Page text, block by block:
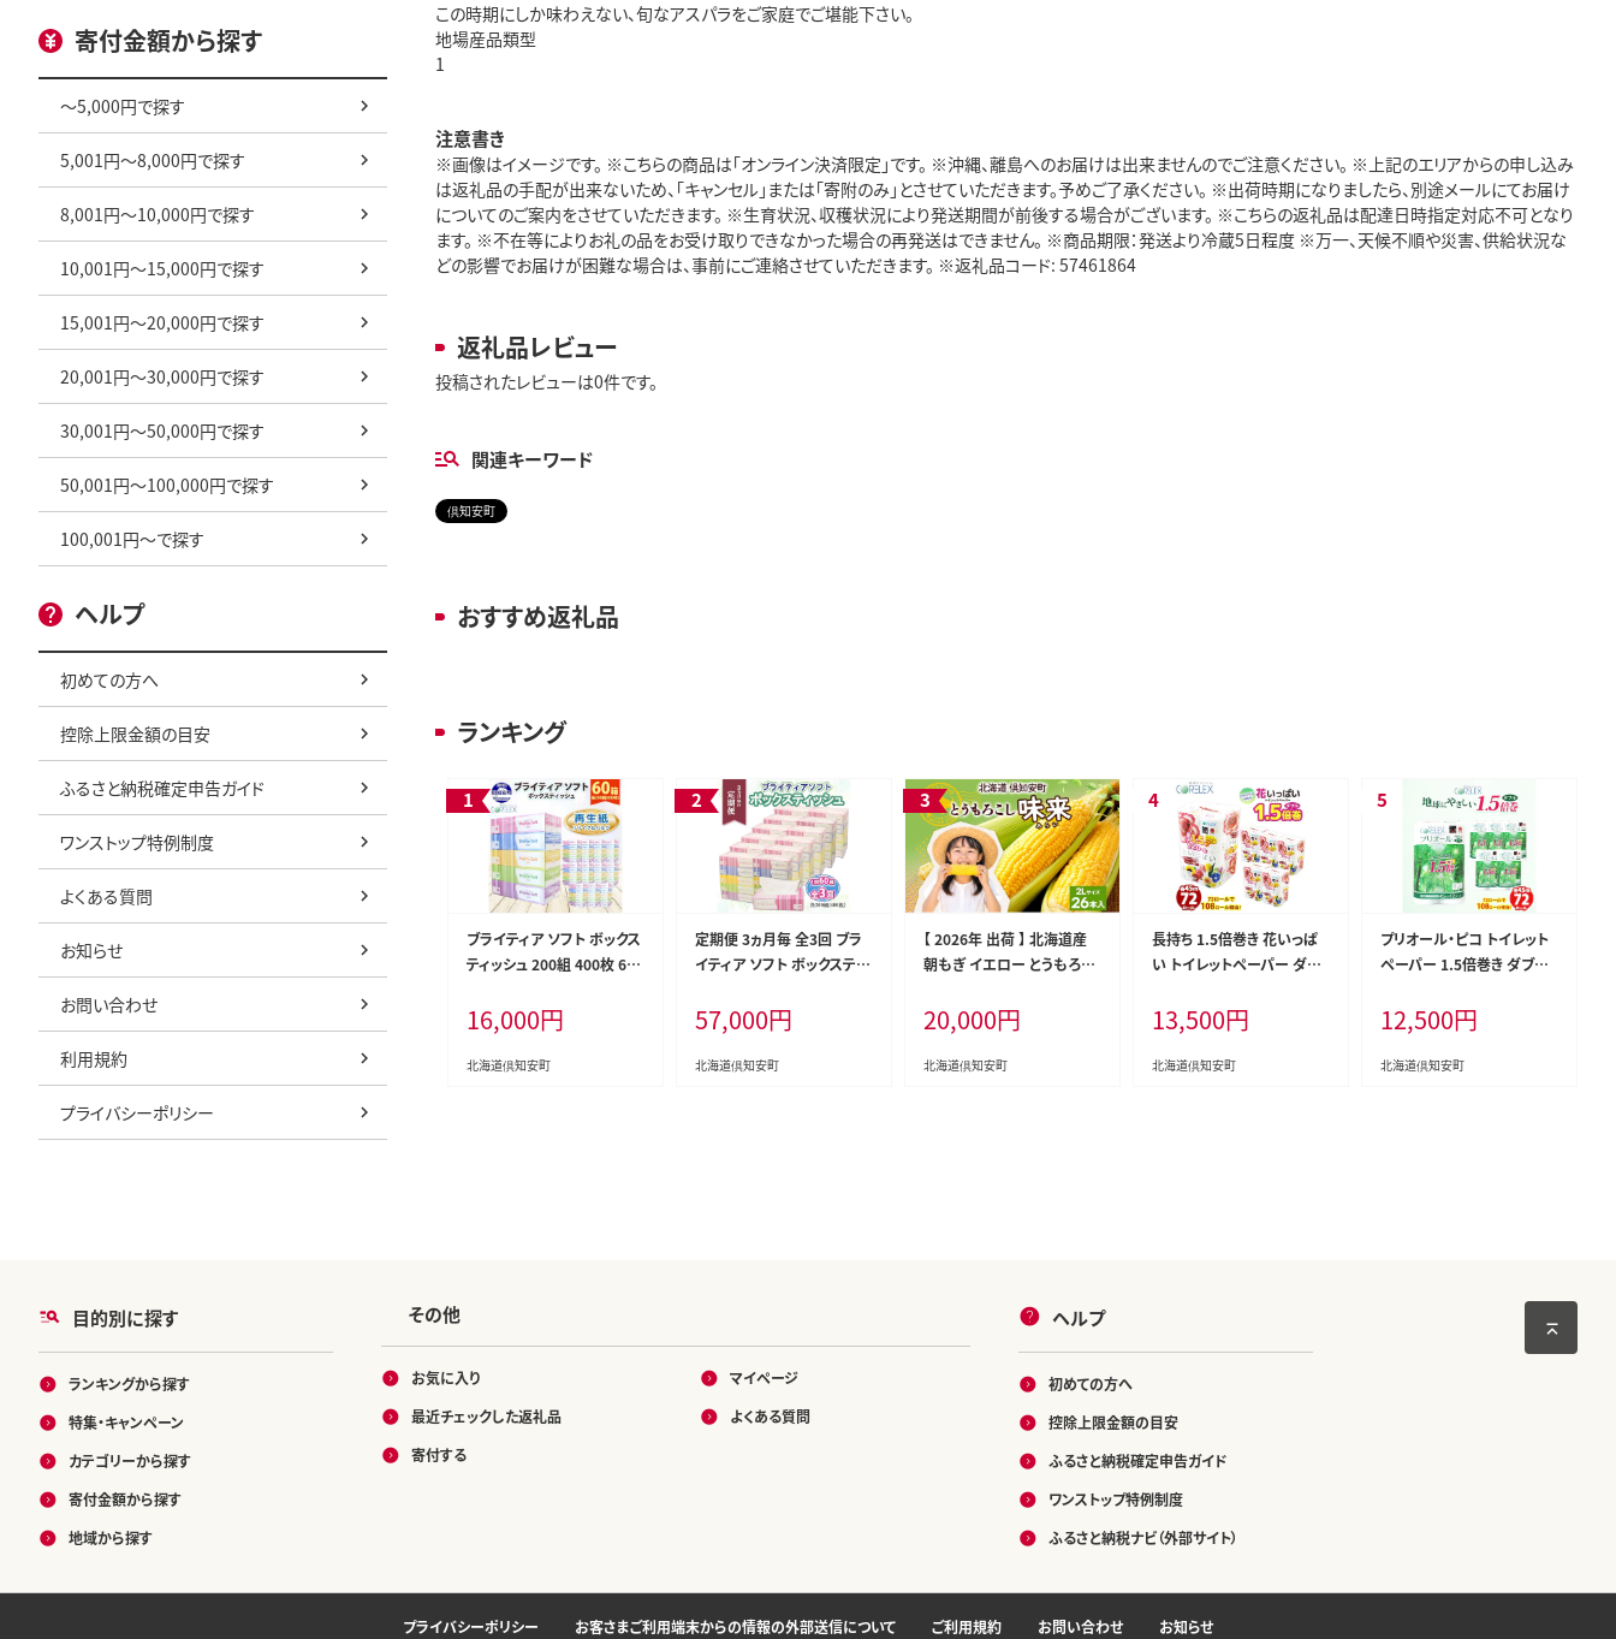
寄付金額から探す
～5,000円で探す
5,001円～8,000円で探す
8,001円～10,000円で探す
10,001円～15,000円で探す
15,001円～20,000円で探す
20,001円～30,000円で探す
30,001円～50,000円で探す
50,001円～100,000円で探す
100,001円～で探す
ヘルプ
初めての方へ
控除上限金額の目安
ふるさと納税確定申告ガイド
ワンストップ特例制度
よくある質問
お知らせ
お問い合わせ
利用規約
プライバシーポリシー
この時期にしか味わえない、旬なアスパラをご家庭でご堪能下さい。
地場産品類型
1
注意書き
※画像はイメージです。 ※こちらの商品は「オンライン決済限定」です。 ※沖縄、離島へのお届けは出来ませんのでご注意ください。 ※上記のエリアからの申し込み
は返礼品の手配が出来ないため、「キャンセル」または「寄附のみ」とさせていただきます。予めご了承ください。 ※出荷時期になりましたら、別途メールにてお届け
についてのご案内をさせていただきます。 ※生育状況、収穫状況により発送期間が前後する場合がございます。 ※こちらの返礼品は配達日時指定対応不可となり
ます。 ※不在等によりお礼の品をお受け取りできなかった場合の再発送はできません。 ※商品期限：発送より冷蔵5日程度 ※万一、天候不順や災害、供給状況な
どの影響でお届けが困難な場合は、事前にご連絡させていただきます。 ※返礼品コード: 57461864
返礼品レビュー
投稿されたレビューは0件です。
関連キーワード
倶知安町
おすすめ返礼品
ランキング
ブライティア ソフト ボックス
ティッシュ 200組 400枚 60
シュ リサイクル 長持 防災 常
備品 日用雑貨 消耗品 生活
必需品 備蓄 ペーパー 紙 北
16,000円
北海道倶知安町
定期便 3ヵ月毎 全3回 ブラ
イティア ソフト ボックスティ
本製 まとめ買い リサイクル
長持 防災 常備品 日用雑貨
消耗品 生活必需品 備蓄 ペ
57,000円
北海道倶知安町
【 2026年 出荷 】 北海道産
朝もぎ イエロー とうもろこ
本 約10kg 夏野菜 とうきび
新鮮 野菜 トウモロコシ 甘い
ギフト 産地直送 コーン 産直
20,000円
北海道倶知安町
長持ち 1.5倍巻き 花いっぱ
い トイレットペーパー ダブ
種 花柄 プリント ハーブ 香り
付き 日本製 まとめ買い 防災
常備品 ペーパー エコ 日用
13,500円
北海道倶知安町
プリオール・ピコ トイレット
ペーパー 1.5倍巻き ダブル
本製 まとめ買い リサイクル
防災 常備品 トイレ トイレッ
トペーパー 消耗品 日用品
12,500円
北海道倶知安町
目的別に探す
ランキングから探す
特集・キャンペーン
カテゴリーから探す
寄付金額から探す
地域から探す
その他
お気に入り
最近チェックした返礼品
寄付する
マイページ
よくある質問
ヘルプ
初めての方へ
控除上限金額の目安
ふるさと納税確定申告ガイド
ワンストップ特例制度
ふるさと納税ナビ（外部サイト）
プライバシーポリシー お客さまご利用端末からの情報の外部送信について ご利用規約 お問い合わせ お知らせ